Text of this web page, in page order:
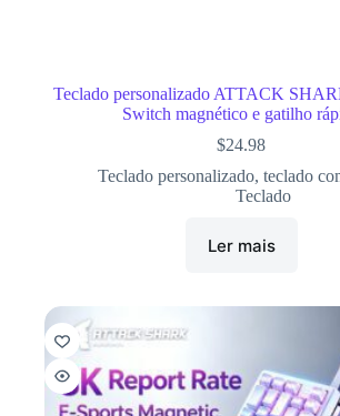
Teclado personalizado ATTACK
Switch magnético e gatilho
$24.98
Teclado personalizado, teclado
Teclado
Ler mais